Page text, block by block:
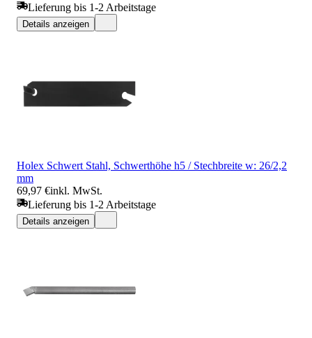
Lieferung bis 1-2 Arbeitstage
Details anzeigen
Holex Schwert Stahl, Schwerthöhe h5 / Stechbreite w: 26/2,2
mm
69,97 €inkl. MwSt.
Lieferung bis 1-2 Arbeitstage
Details anzeigen